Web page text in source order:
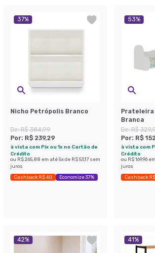
37%
Nicho Petrópolis Branco
De:R$ 384,99
Por: R$ 239,29
à vista com Pix ou 1x no Cartão de
Crédito
ou R$ 265,88 em até5x de R$ 53,17 sem
juros
Cashback R$ 40 Economize 37%
53%
Branca
De:R$
Por: R$
à vista com
Crédito
ou R$ 169,96
juros
Cashback
42% 41%